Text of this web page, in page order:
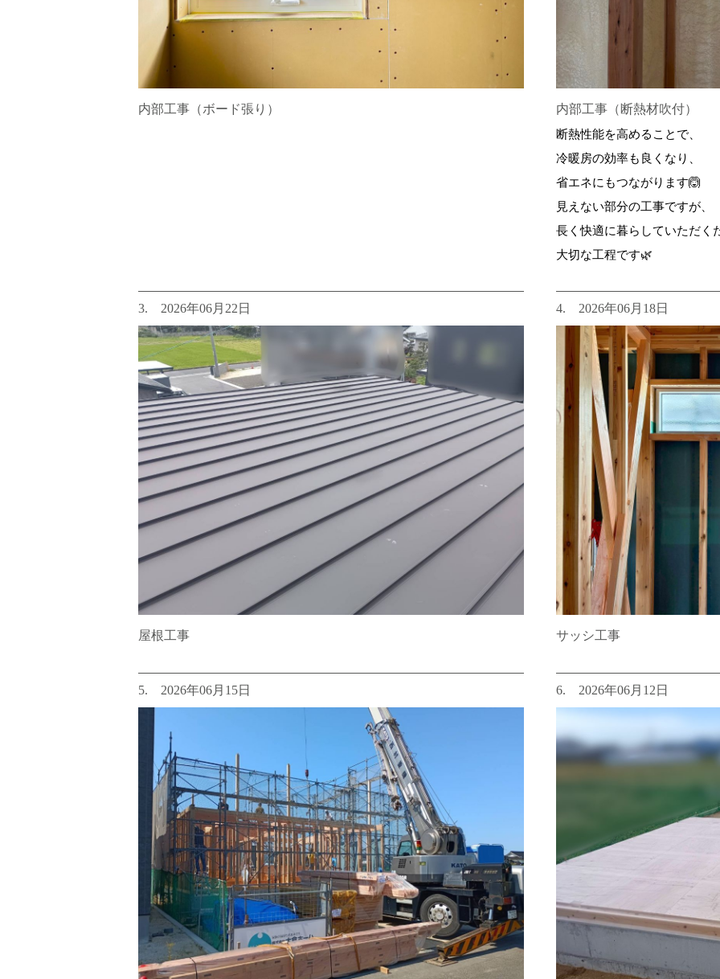
内部工事（ボード張り）
内部工事（断熱材吹付）
断熱性能を高めることで、
冷暖房の効率も良くなり、
省エネにもつながります🙆
見えない部分の工事ですが、
長く快適に暮らしていただく
大切な工程です🌿
3. 2026年06月22日
屋根工事
4. 2026年06月18日
サッシ工事
5. 2026年06月15日 6. 2026年06月12日